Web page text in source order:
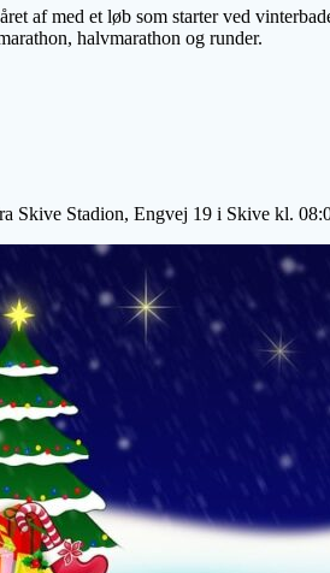
af med et løb som starter ved
halvmarathon og runder.
Skive Stadion, Engvej 19 i Skive kl.